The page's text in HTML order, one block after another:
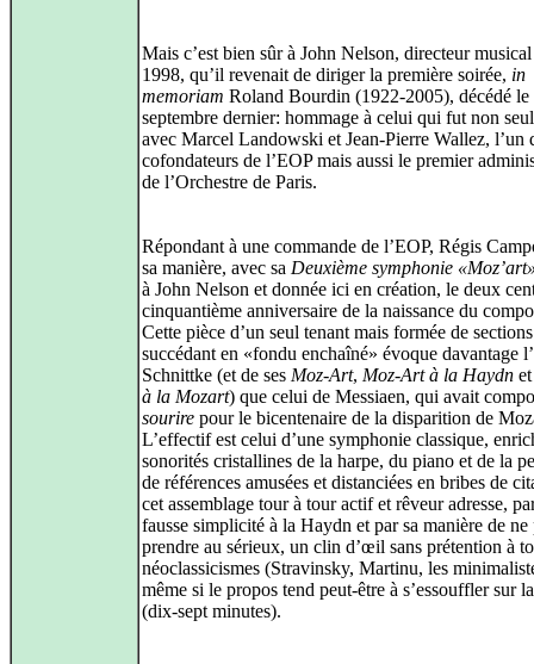
Mais c’est bien sûr à John Nelson, directeur
1998, qu’il revenait de diriger la première soirée, in
memoriam Roland Bourdin (1922-2005), décédé le
septembre dernier: hommage à celui qui fut non
avec Marcel Landowski et Jean-Pierre Wallez, l’un
cofondateurs de l’EOP mais aussi le premier
de l’Orchestre de Paris.
Répondant à une commande de l’EOP, Régis
sa manière, avec sa Deuxième symphonie
à John Nelson et donnée ici en création, le deux
cinquantième anniversaire de la naissance du
Cette pièce d’un seul tenant mais formée de
succédant en «fondu enchaîné» évoque davantage
Schnittke (et de ses Moz-Art, Moz-Art à la Haydn
à la Mozart) que celui de Messiaen, qui avait
sourire pour le bicentenaire de la disparition de
L’effectif est celui d’une symphonie classique,
sonorités cristallines de la harpe, du piano et de la
de références amusées et distanciées en bribes de
cet assemblage tour à tour actif et rêveur adresse,
fausse simplicité à la Haydn et par sa manière de ne
prendre au sérieux, un clin d’œil sans prétention à
néoclassicismes (Stravinsky, Martinu, les
même si le propos tend peut-être à s’essouffler sur
(dix-sept minutes).